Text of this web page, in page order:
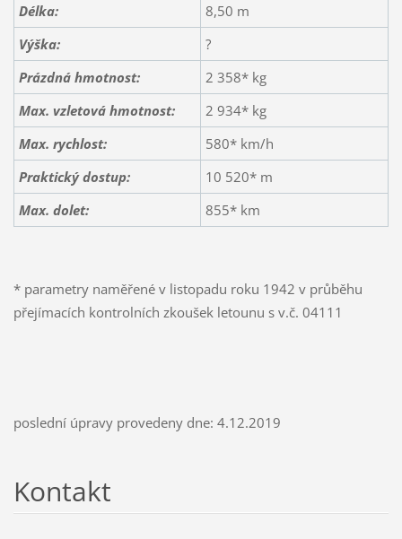
Délka:
8,50 m
Výška:
?
Prázdná hmotnost:
2 358* kg
Max. vzletová hmotnost:
2 934* kg
Max. rychlost:
580* km/h
Praktický dostup:
10 520* m
Max. dolet:
855* km
* parametry naměřené v listopadu roku 1942 v průběhu
přejímacích kontrolních zkoušek letounu s v.č. 04111
poslední úpravy provedeny dne: 4.12.2019
Kontakt